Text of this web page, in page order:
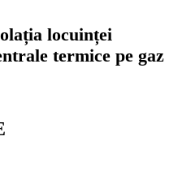
locuinței
termice pe gaz